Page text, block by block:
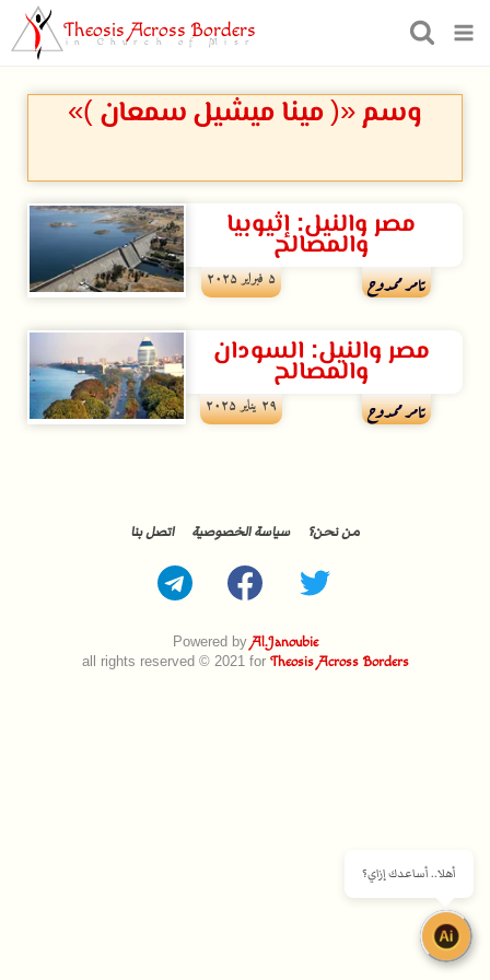
Theosis Across Borders
in Church of Misr
وسم «( مينا ميشيل سمعان )»
مصر والنيل: إثيوبيا
والمصالح
تامر ممدوح ۵ فبراير ۲۰۲۵
مصر والنيل: السودان
والمصالح
تامر ممدوح ۲۹ يناير ۲۰۲۵
Powered by Al.Janoubie
all rights reserved © 2021 for Theosis Across Borders
من نحن؟ سياسة الخصوصية اتصل بنا
أهلا.. أساعدك إزاي؟